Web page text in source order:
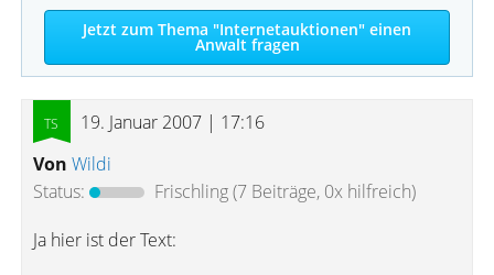
Jetzt zum Thema "Internetauktionen" einen
Anwalt fragen
19. Januar 2007 | 17:16
Von Wildi
Status:
Frischling(7 Beiträge, 0x hilfreich)
Ja hier ist der Text: